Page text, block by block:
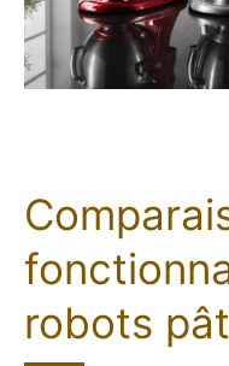
robots